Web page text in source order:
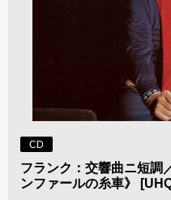
CD
フランク：交響曲ニ短調
ンファールの糸車》